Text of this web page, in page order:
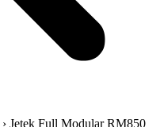
› Jetek Full Modular RM850